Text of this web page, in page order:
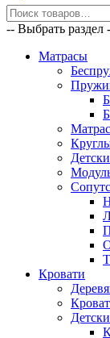
-- Выбрать раздел
Матрасы
Кровати